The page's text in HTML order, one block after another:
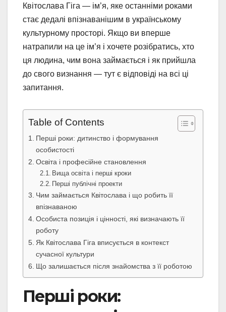
Квітослава Гіга — ім’я, яке останніми роками
стає дедалі впізнаванішим в українському
культурному просторі. Якщо ви вперше
натрапили на це ім’я і хочете розібратись, хто
ця людина, чим вона займається і як прийшла
до свого визнання — тут є відповіді на всі ці
запитання.
Table of Contents
Перші роки: дитинство і формування
особистості
Освіта і професійне становлення
Вища освіта і перші кроки
Перші публічні проекти
Чим займається Квітослава і що робить її
впізнаваною
Особиста позиція і цінності, які визначають її
роботу
Як Квітослава Гіга вписується в контекст
сучасної культури
Що залишається після знайомства з її роботою
Перші роки: